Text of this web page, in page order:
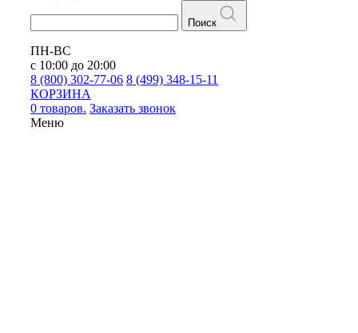
Поиск
ПН-ВС
с 10:00 до 20:00
8 (800) 302-77-06 8 (499) 348-15-11
КОРЗИНА
0 товаров. Заказать звонок
Меню